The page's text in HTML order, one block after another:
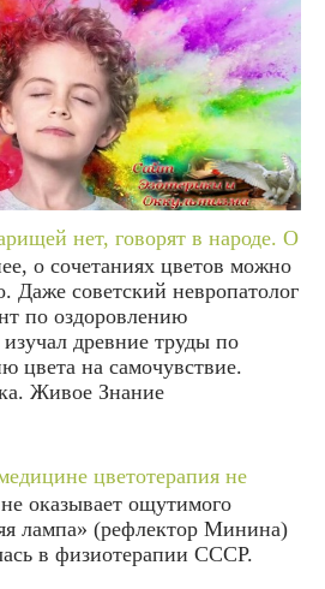
нет, говорят в народе. О
о сочетаниях цветов можно
Даже советский невропатолог
по оздоровлению
древние труды по
цвета на самочувствие.
Живое Знание
цветотерапия не
оказывает ощутимого
лампа» (рефлектор Минина)
в физиотерапии СССР.